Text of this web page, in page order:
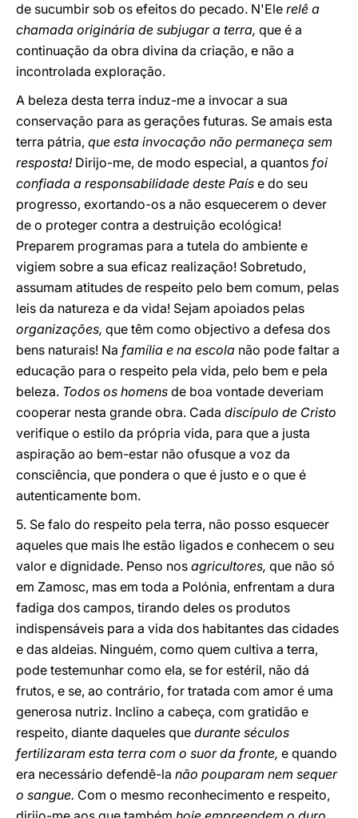
de sucumbir sob os efeitos do pecado. N'Ele relê a
chamada originária de subjugar a terra, que é a
continuação da obra divina da criação, e não a
incontrolada exploração.
A beleza desta terra induz-me a invocar a sua
conservação para as gerações futuras. Se amais esta
terra pátria, que esta invocação não permaneça sem
resposta!Dirijo-me, de modo especial, a quantos foi
confiada a responsabilidade deste País e do seu
progresso, exortando-os a não esquecerem o dever
de o proteger contra a destruição ecológica!
Preparem programas para a tutela do ambiente e
vigiem sobre a sua eficaz realização! Sobretudo,
assumam atitudes de respeito pelo bem comum, pelas
leis da natureza e da vida! Sejam apoiados pelas
organizações, que têm como objectivo a defesa dos
bens naturais! Na família e na escola não pode faltar a
educação para o respeito pela vida, pelo bem e pela
beleza. Todos os homens de boa vontade deveriam
cooperar nesta grande obra. Cada discípulo de Cristo
verifique o estilo da própria vida, para que a justa
aspiração ao bem-estar não ofusque a voz da
consciência, que pondera o que é justo e o que é
autenticamente bom.
5. Se falo do respeito pela terra, não posso esquecer
aqueles que mais lhe estão ligados e conhecem o seu
valor e dignidade. Penso nos agricultores, que não só
em Zamosc, mas em toda a Polónia, enfrentam a dura
fadiga dos campos, tirando deles os produtos
indispensáveis para a vida dos habitantes das cidades
e das aldeias. Ninguém, como quem cultiva a terra,
pode testemunhar como ela, se for estéril, não dá
frutos, e se, ao contrário, for tratada com amor é uma
generosa nutriz. Inclino a cabeça, com gratidão e
respeito, diante daqueles que durante séculos
fertilizaram esta terra com o suor da fronte, e quando
era necessário defendê-la não pouparam nem sequer
o sangue. Com o mesmo reconhecimento e respeito,